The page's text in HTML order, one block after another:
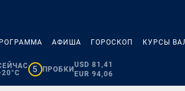
АФИША ГОРОСКОП КУРСЫ
5 ПРОБКИ
USD 81,41
EUR 94,06